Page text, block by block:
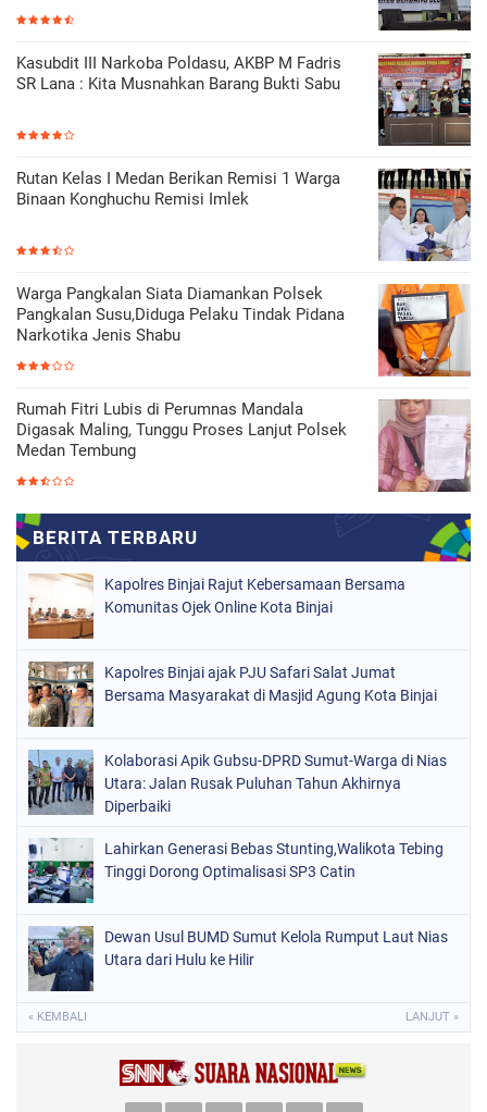
Kasubdit III Narkoba Poldasu, AKBP M Fadris
SR Lana : Kita Musnahkan Barang Bukti Sabu
Rutan Kelas I Medan Berikan Remisi 1 Warga
Binaan Konghuchu Remisi Imlek
Warga Pangkalan Siata Diamankan Polsek
Pangkalan Susu,Diduga Pelaku Tindak Pidana
Narkotika Jenis Shabu
Rumah Fitri Lubis di Perumnas Mandala
Digasak Maling, Tunggu Proses Lanjut Polsek
Medan Tembung
Kapolres Binjai Rajut Kebersamaan Bersama
Komunitas Ojek Online Kota Binjai
Kapolres Binjai ajak PJU Safari Salat Jumat
Bersama Masyarakat di Masjid Agung Kota Binjai
Kolaborasi Apik Gubsu-DPRD Sumut-Warga di Nias
Utara: Jalan Rusak Puluhan Tahun Akhirnya
Diperbaiki
Lahirkan Generasi Bebas Stunting,Walikota Tebing
Tinggi Dorong Optimalisasi SP3 Catin
Dewan Usul BUMD Sumut Kelola Rumput Laut Nias
Utara dari Hulu ke Hilir
« KEMBALI LANJUT »